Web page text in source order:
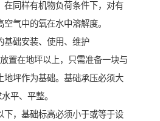
在同样有机物负荷条件下，对有
气中的氧在水中溶解度。
基础安装、使用、维护
在地坪以上，只需准备一块与
地坪作为基础。基础承压必须大
平、平整。
，基础标高必须小于或等于设